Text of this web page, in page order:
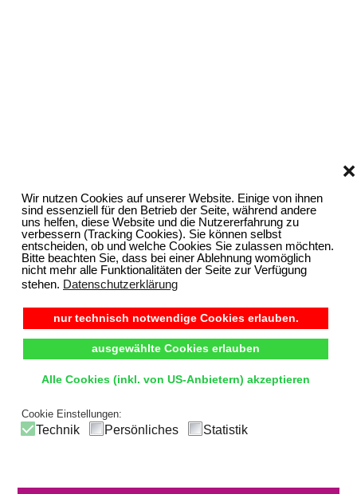
Wir nutzen Cookies auf unserer Website. Einige von ihnen
sind essenziell für den Betrieb der Seite, während andere
uns helfen, diese Website und die Nutzererfahrung zu
verbessern (Tracking Cookies). Sie können selbst
entscheiden, ob und welche Cookies Sie zulassen möchten.
Bitte beachten Sie, dass bei einer Ablehnung womöglich
nicht mehr alle Funktionalitäten der Seite zur Verfügung
stehen. Datenschutzerklärung
nur technisch notwendige Cookies erlauben.
ausgewählte Cookies erlauben
Alle Cookies (inkl. von US-Anbietern) akzeptieren
❌
Cookie Einstellungen:
Technik Persönliches Statistik